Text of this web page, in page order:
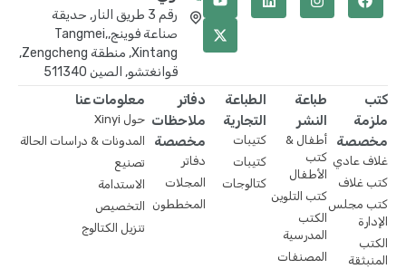
رقم 3 طريق النار, حديقة
صناعة فوينج,Tangmei,
Xintang, منطقة Zengcheng,
قوانغتشو, الصين 511340
كتب
ملزمة
مخصصة
غلاف عادي
كتب غلاف
كتب مجلس
الإدارة
الكتب
المنبثقة
طباعة
النشر
أطفال &
كتب
الأطفال
كتب التلوين
الكتب
المدرسية
المصنفات
الطباعة
التجارية
كتيبات
كتيبات
كتالوجات
دفاتر
ملاحظات
مخصصة
دفاتر
المجلات
المخططون
معلومات عنا
حول Xinyi
المدونات & دراسات الحالة
تصنيع
الاستدامة
التخصيص
تنزيل الكتالوج